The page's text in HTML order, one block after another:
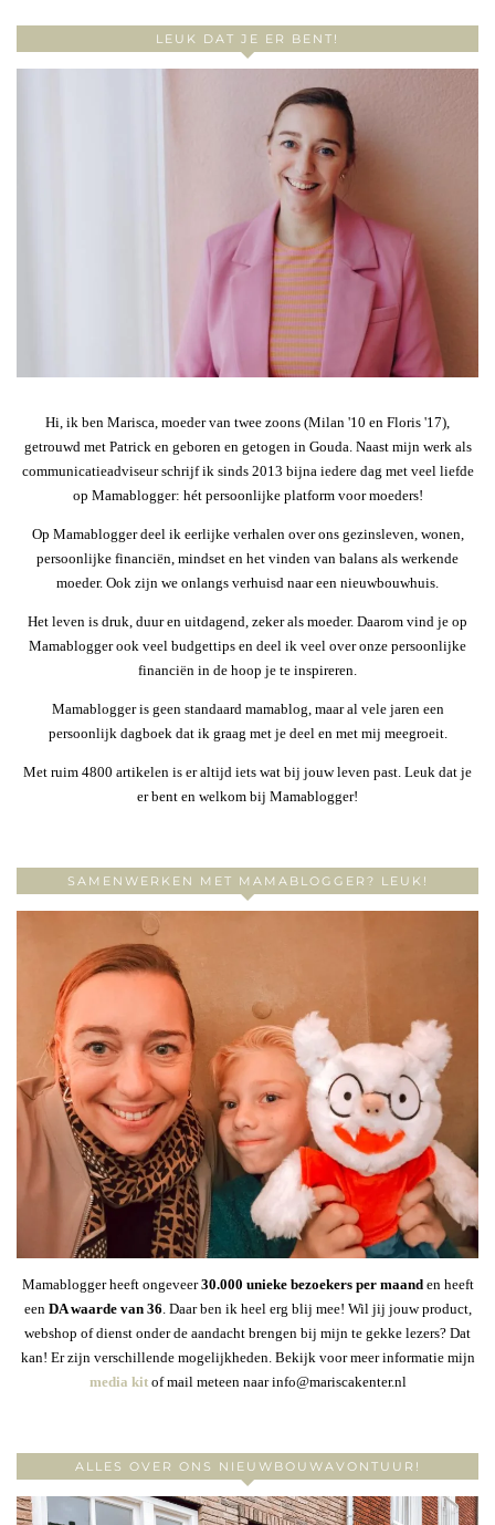
LEUK DAT JE ER BENT!
Hi, ik ben Marisca, moeder van twee zoons (Milan '10 en Floris '17),
getrouwd met Patrick en geboren en getogen in Gouda. Naast mijn werk als
communicatieadviseur schrijf ik sinds 2013 bijna iedere dag met veel liefde
op Mamablogger: hét persoonlijke platform voor moeders!
Op Mamablogger deel ik eerlijke verhalen over ons gezinsleven, wonen,
persoonlijke financiën, mindset en het vinden van balans als werkende
moeder. Ook zijn we onlangs verhuisd naar een nieuwbouwhuis.
Het leven is druk, duur en uitdagend, zeker als moeder. Daarom vind je op
Mamablogger ook veel budgettips en deel ik veel over onze persoonlijke
financiën in de hoop je te inspireren.
Mamablogger is geen standaard mamablog, maar al vele jaren een
persoonlijk dagboek dat ik graag met je deel en met mij meegroeit.
Met ruim 4800 artikelen is er altijd iets wat bij jouw leven past. Leuk dat je
er bent en welkom bij Mamablogger!
SAMENWERKEN MET MAMABLOGGER? LEUK!
Mamablogger heeft ongeveer30.000 unieke bezoekers per maanden heeft
een DA waarde van 36 . Daar ben ik heel erg blij mee! Wil jij jouw product,
webshop of dienst onder de aandacht brengen bij mijn te gekke lezers? Dat
kan! Er zijn verschillende mogelijkheden. Bekijk voor meer informatie mijn
media kitof mail meteen naar info@mariscakenter.nl
ALLES OVER ONS NIEUWBOUWAVONTUUR!